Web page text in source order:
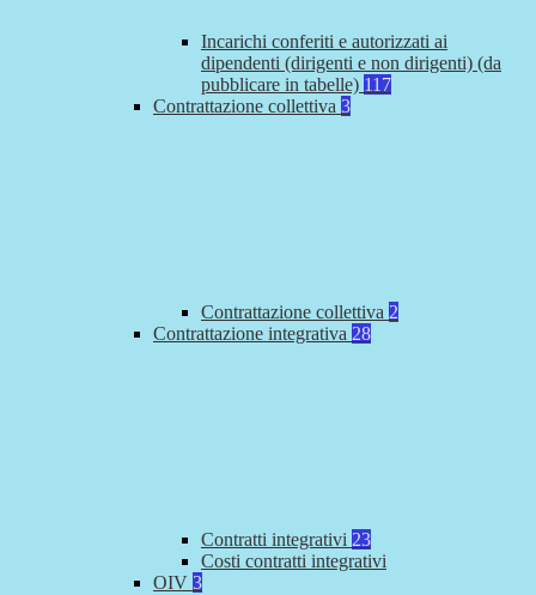
Incarichi conferiti e autorizzati ai
dipendenti (dirigenti e non dirigenti) (da
pubblicare in tabelle) 117
Contrattazione collettiva 3
Contrattazione collettiva 2
Contrattazione integrativa 28
Contratti integrativi 23
Costi contratti integrativi
OIV 3